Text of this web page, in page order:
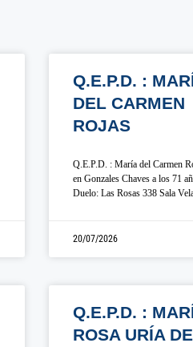
Q.E.P.D. :
DEL CARMEN
ROJAS
Q.E.P.D. : María del Carmen
en Gonzales Chaves a los 71
Duelo: Las Rosas 338 Sala
20/07/2026
Q.E.P.D. :
ROSA URÍA DE